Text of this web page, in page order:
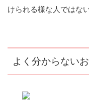
けられる様な人ではな
よく分からない